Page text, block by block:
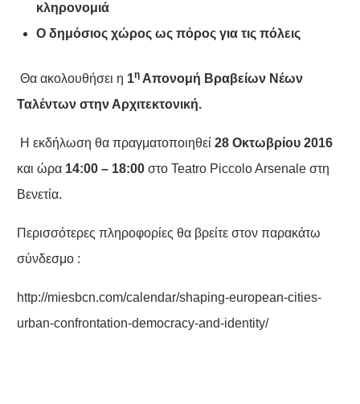
κληρονομιά
Ο δημόσιος χώρος ως πόρος για τις πόλεις
Θα ακολουθήσει η 1ηΑπονομή Βραβείων Νέων
Ταλέντων στην Αρχιτεκτονική.
Η εκδήλωση θα πραγματοποιηθεί 28 Οκτωβρίου 2016
και ώρα 14:00 – 18:00 στο Teatro Piccolo Arsenale στη
Βενετία.
Περισσότερες πληροφορίες θα βρείτε στον παρακάτω
σύνδεσμο :
http://miesbcn.com/calendar/shaping-european-cities-
urban-confrontation-democracy-and-identity/